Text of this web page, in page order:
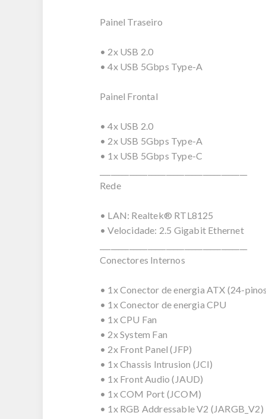
Painel Traseiro
• 2x USB 2.0
• 4x USB 5Gbps Type-A
Painel Frontal
• 4x USB 2.0
• 2x USB 5Gbps Type-A
• 1x USB 5Gbps Type-C
Rede
• LAN: Realtek® RTL8125
• Velocidade: 2.5 Gigabit Ethernet
Conectores Internos
• 1x Conector de energia ATX (24-
• 1x Conector de energia CPU
• 1x CPU Fan
• 2x System Fan
• 2x Front Panel (JFP)
• 1x Chassis Intrusion (JCI)
• 1x Front Audio (JAUD)
• 1x COM Port (JCOM)
• 1x RGB Addressable V2 (JARGB_V2)